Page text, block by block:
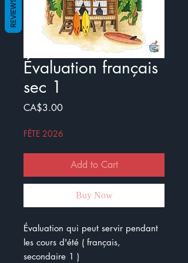
Évaluation français
sec 1
CA$3.00Price
FÊTE 2026
Add to Cart
Buy Now
Évaluation qui peut servir pendant
les cours d'été ( français,
secondaire 1 )
REVIEWS